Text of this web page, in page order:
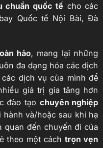
chuẩn quốc tế cho các
Quốc tế Nội Bài, Đà
hảo, mang lại những
đa dạng hóa các dịch
dịch vụ của mình để
giá trị gia tăng hơn
đào tạo chuyên nghiệp
và/hoặc sau khi hạ
quan đến chuyến đi của
theo một cáchtrọn vẹn